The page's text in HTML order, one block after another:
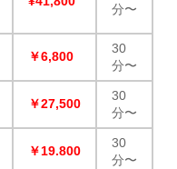
分〜
￥6,800
30
分〜
￥27,500
30
分〜
￥19.800
30
分〜